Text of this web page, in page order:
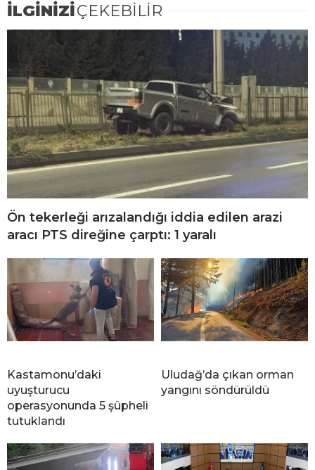
İLGİNİZİÇEKEBİLİR
Ön tekerleği arızalandığı iddia edilen arazi
aracı PTS direğine çarptı: 1 yaralı
Kastamonu’daki
uyuşturucu
operasyonunda 5 şüpheli
tutuklandı
Uludağ’da çıkan orman
yangını söndürüldü